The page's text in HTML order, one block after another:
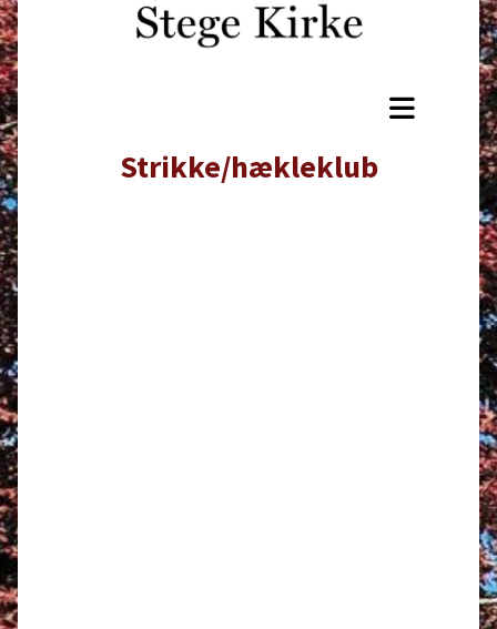
Strikke/hækleklub